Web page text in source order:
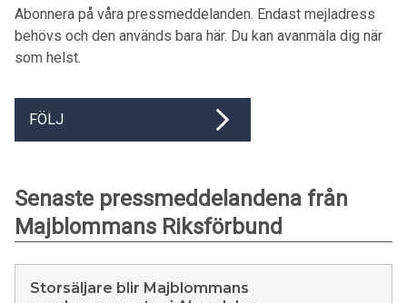
Abonnera på våra pressmeddelanden. Endast mejladress
behövs och den används bara här. Du kan avanmäla dig när
som helst.
FÖLJ
Senaste pressmeddelandena från
Majblommans Riksförbund
Storsäljare blir Majblommans